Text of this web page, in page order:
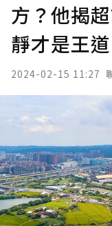
方？他揭
靜才是王道
2024-02-15 11:27